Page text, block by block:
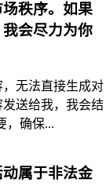
秩序。如果
会尽力为你
无法直接生成对
送给我，我会结
，确保...
属于非法金